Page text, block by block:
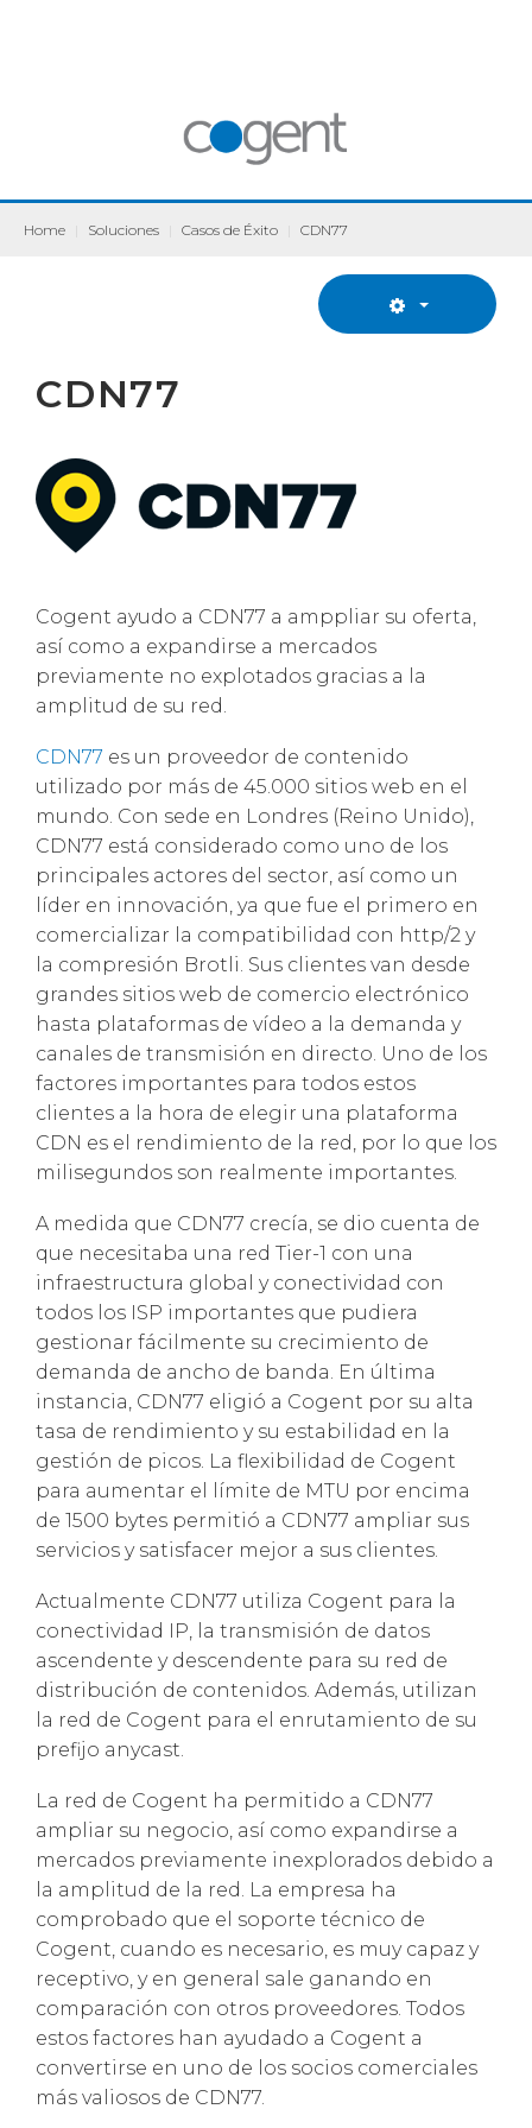
Home Soluciones Casos de Éxito CDN77
CDN77
Cogent ayudo a CDN77 a amppliar su oferta,
así como a expandirse a mercados
previamente no explotados gracias a la
amplitud de su red.
CDN77 es un proveedor de contenido
utilizado por más de 45.000 sitios web en el
mundo. Con sede en Londres (Reino Unido),
CDN77 está considerado como uno de los
principales actores del sector, así como un
líder en innovación, ya que fue el primero en
comercializar la compatibilidad con http/2 y
la compresión Brotli. Sus clientes van desde
grandes sitios web de comercio electrónico
hasta plataformas de vídeo a la demanda y
canales de transmisión en directo. Uno de los
factores importantes para todos estos
clientes a la hora de elegir una plataforma
CDN es el rendimiento de la red, por lo que los
milisegundos son realmente importantes.
A medida que CDN77 crecía, se dio cuenta de
que necesitaba una red Tier-1 con una
infraestructura global y conectividad con
todos los ISP importantes que pudiera
gestionar fácilmente su crecimiento de
demanda de ancho de banda. En última
instancia, CDN77 eligió a Cogent por su alta
tasa de rendimiento y su estabilidad en la
gestión de picos. La flexibilidad de Cogent
para aumentar el límite de MTU por encima
de 1500 bytes permitió a CDN77 ampliar sus
servicios y satisfacer mejor a sus clientes.
Actualmente CDN77 utiliza Cogent para la
conectividad IP, la transmisión de datos
ascendente y descendente para su red de
distribución de contenidos. Además, utilizan
la red de Cogent para el enrutamiento de su
prefijo anycast.
La red de Cogent ha permitido a CDN77
ampliar su negocio, así como expandirse a
mercados previamente inexplorados debido a
la amplitud de la red. La empresa ha
comprobado que el soporte técnico de
Cogent, cuando es necesario, es muy capaz y
receptivo, y en general sale ganando en
comparación con otros proveedores. Todos
estos factores han ayudado a Cogent a
convertirse en uno de los socios comerciales
más valiosos de CDN77.